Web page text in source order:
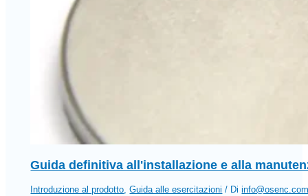
Guida definitiva all'installazione e alla
Introduzione al prodotto,Guida alle esercitazioni / Di